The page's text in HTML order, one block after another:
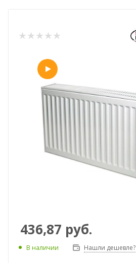
436,87 руб.
В наличии Нашли дешевле?